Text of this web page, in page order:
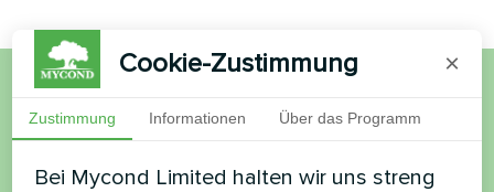
Möchten Sie kaufen oder
haben Sie Fragen?
Cookie-Zustimmung ×
Zustimmung Informationen Über das Programm
Bei Mycond Limited halten wir uns streng